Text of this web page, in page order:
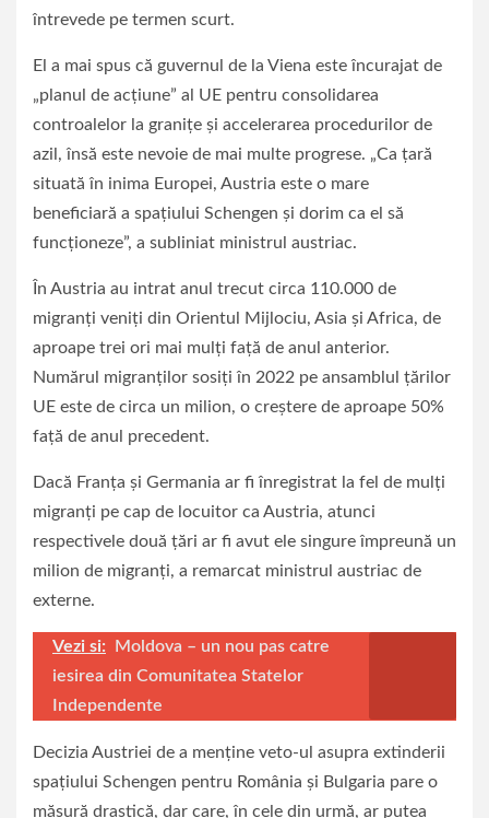
întrevede pe termen scurt.
El a mai spus că guvernul de la Viena este încurajat de
„planul de acţiune” al UE pentru consolidarea
controalelor la graniţe şi accelerarea procedurilor de
azil, însă este nevoie de mai multe progrese. „Ca ţară
situată în inima Europei, Austria este o mare
beneficiară a spaţiului Schengen şi dorim ca el să
funcţioneze”, a subliniat ministrul austriac.
În Austria au intrat anul trecut circa 110.000 de
migranţi veniţi din Orientul Mijlociu, Asia şi Africa, de
aproape trei ori mai mulţi faţă de anul anterior.
Numărul migranţilor sosiţi în 2022 pe ansamblul ţărilor
UE este de circa un milion, o creştere de aproape 50%
faţă de anul precedent.
Dacă Franţa şi Germania ar fi înregistrat la fel de mulţi
migranţi pe cap de locuitor ca Austria, atunci
respectivele două ţări ar fi avut ele singure împreună un
milion de migranţi, a remarcat ministrul austriac de
externe.
Vezi si:
Moldova – un nou pas catre
iesirea din Comunitatea Statelor
Independente
Decizia Austriei de a menține veto-ul asupra extinderii
spațiului Schengen pentru România și Bulgaria pare o
măsură drastică, dar care, în cele din urmă, ar putea